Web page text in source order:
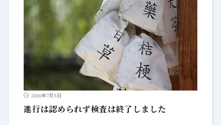
2016年7月5日
進行は認められず検査は終了しました